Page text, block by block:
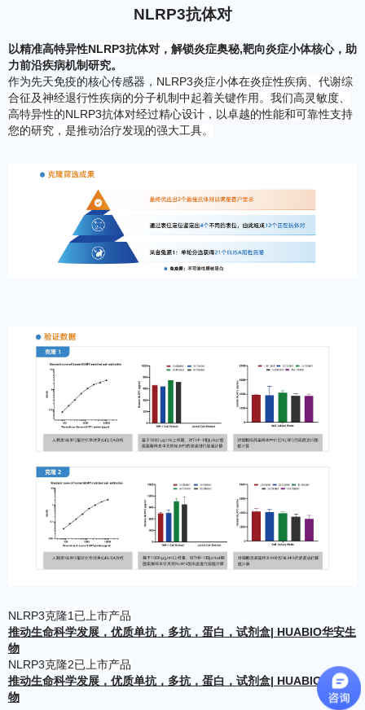
NLRP3抗体对
以精准高特异性NLRP3抗体对，解锁炎症奥秘,靶向炎症小体核心，助
力前沿疾病机制研究。
作为先天免疫的核心传感器， NLRP3炎症小体在炎症性疾病、代谢综
合征及神经退行性疾病的分子机制中起着关键作用。我们高灵敏度、
高特异性的NLRP3抗体对经过精心设计，以卓越的性能和可靠性支持
您的研究，是推动治疗发现的强大工具。
NLRP3克隆1已上市产品
推动生命科学发展，优质单抗，多抗，蛋白，试剂盒| HUABIO华安生
物
NLRP3克隆2已上市产品
推动生命科学发展，优质单抗，多抗，蛋白，试剂盒| HUABIO华安生
物